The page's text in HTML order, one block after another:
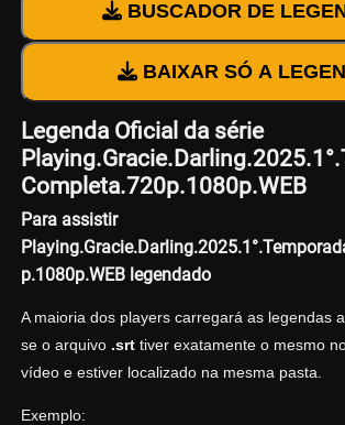
BUSCADOR DE
BAIXAR SÓ A
Legenda Oficial da série
Completa.720p.1080p.WEB
Para assistir
p.1080p.WEB legendado
A maioria dos players carregará as legendas
se o arquivo .srttiver exatamente o mesmo
vídeo e estiver localizado na mesma pasta.
Exemplo: